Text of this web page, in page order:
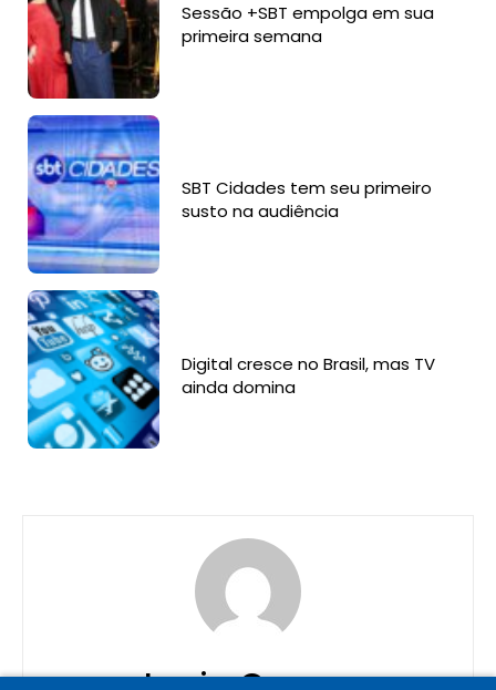
Sessão +SBT empolga em sua
primeira semana
SBT Cidades tem seu primeiro
susto na audiência
Digital cresce no Brasil, mas TV
ainda domina